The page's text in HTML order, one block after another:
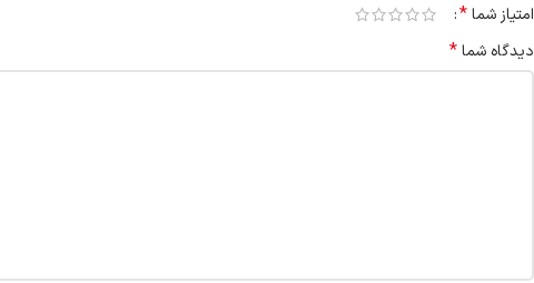
امتیاز شما*
دیدگاه شما*